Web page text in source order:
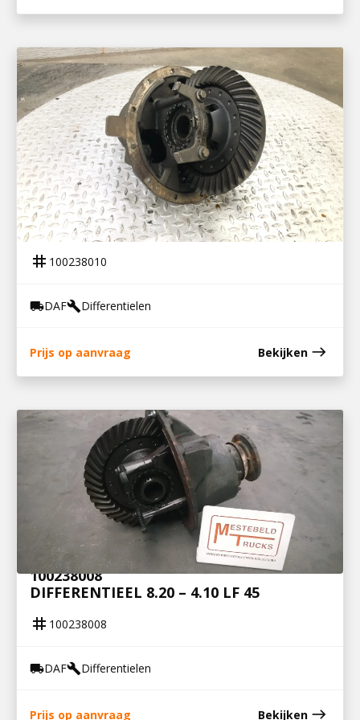
100238010
DIFFERENTIEEL LF45 8.20 – 4. 10
tag 100238010
local_shippingDAFbuildDifferentielen
Prijs op aanvraag Bekijken east
100238008
DIFFERENTIEEL 8.20 – 4.10 LF 45
tag 100238008
local_shippingDAFbuildDifferentielen
Prijs op aanvraag Bekijken east